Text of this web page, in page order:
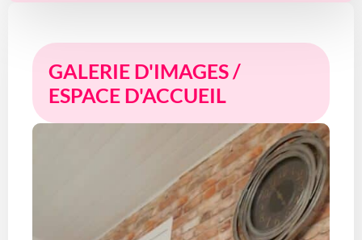
GALERIE D'IMAGES /
ESPACE D'ACCUEIL